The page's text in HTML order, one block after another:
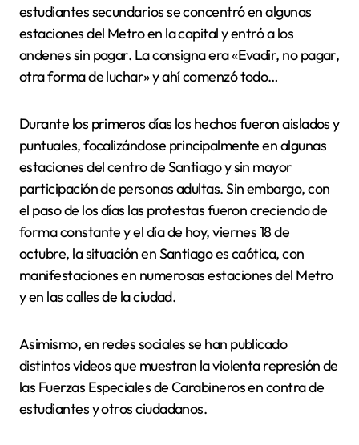
estudiantes secundarios se concentró en algunas
estaciones del Metro en la capital y entró a los
andenes sin pagar. La consigna era «Evadir, no pagar,
otra forma de luchar» y ahí comenzó todo…
Durante los primeros días los hechos fueron aislados y
puntuales, focalizándose principalmente en algunas
estaciones del centro de Santiago y sin mayor
participación de personas adultas. Sin embargo, con
el paso de los días las protestas fueron creciendo de
forma constante y el día de hoy, viernes 18 de
octubre, la situación en Santiago es caótica, con
manifestaciones en numerosas estaciones del Metro
y en las calles de la ciudad.
Asimismo, en redes sociales se han publicado
distintos videos que muestran la violenta represión de
las Fuerzas Especiales de Carabineros en contra de
estudiantes y otros ciudadanos.